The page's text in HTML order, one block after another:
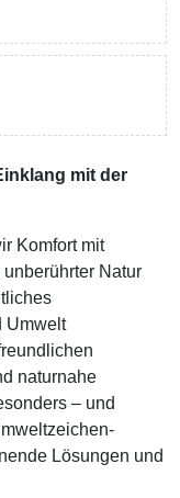
mit der
Komfort mit
Natur
Umwelt
naturnahe
– und
Lösungen und